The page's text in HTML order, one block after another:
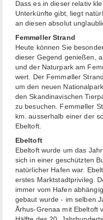
Dass es in dieser relativ
Unterkünfte gibt, liegt
an diesen absolut
Femmøller Strand
Heute können Sie
dieser Gegend genießen,
und der Naturpark am
wert. Der Femmøller
um den neuen
den Skandinavischen
zu besuchen. Femmøller
km. ausserhalb einer der
Ebeltoft.
Ebeltoft
Ebeltoft wurde um das
sich in einer geschützten
natürlicher Hafen war.
erstes Marktstadtprivileg.
immer vom Hafen
gebaut wurde - im selben
Århus-Grenaa mit Ebeltoft